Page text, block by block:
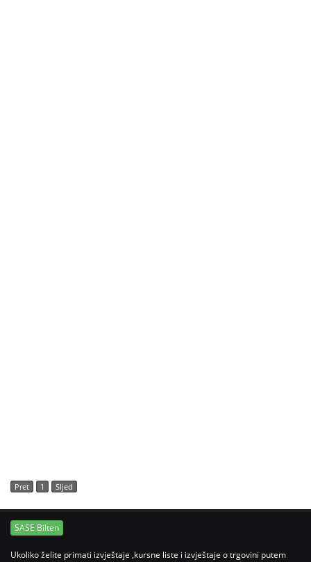
Pret 1 Sljed
SASE Bilten
Ukoliko želite primati izvještaje ,kursne liste i izvještaje o trgovini putem